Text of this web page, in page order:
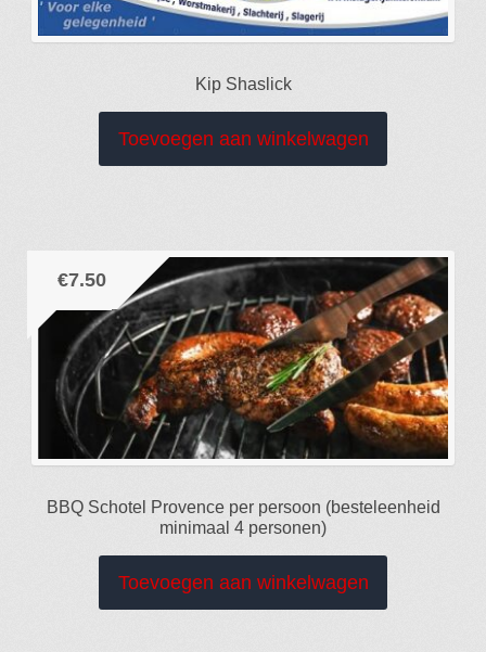
Kip Shaslick
Toevoegen aan winkelwagen
BBQ Schotel Provence per persoon (besteleenheid
minimaal 4 personen)
€7.50
Toevoegen aan winkelwagen